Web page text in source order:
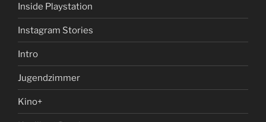
Inside Playstation
Instagram Stories
Intro
Jugendzimmer
Kino+